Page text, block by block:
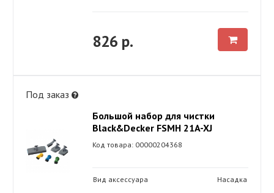
826 р.
Под заказ
Большой набор для чистки
Black&Decker FSMH 21A-XJ
Код товара: 00000204368
Вид аксессуара Насадка